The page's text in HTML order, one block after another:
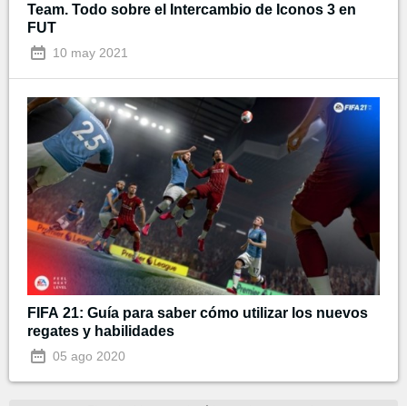
Team. Todo sobre el Intercambio de Iconos 3 en
FUT
10 may 2021
FIFA 21: Guía para saber cómo utilizar los nuevos
regates y habilidades
05 ago 2020